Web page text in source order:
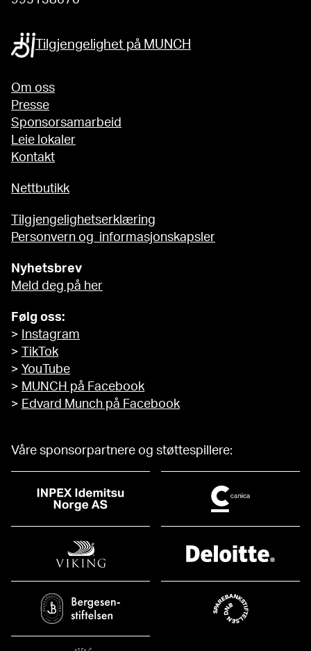
Tilgjengelighet på MUNCH
Om oss
Presse
Sponsorsamarbeid
Leie lokaler
Kontakt
Nettbutikk
Tilgjengelighetserklæring
Personvern og informasjonskapsler
Nyhetsbrev
Meld deg på her
Følg oss:
>
Instagram
>
TikTok
> YouTube
> MUNCH på Facebook
> Edvard Munch på Facebook
Våre sponsorpartnere og støttespillere: